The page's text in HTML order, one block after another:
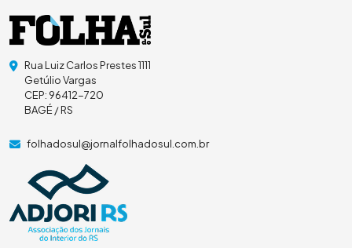
Rua Luiz Carlos Prestes 1111
Getúlio Vargas
CEP: 96412-720
BAGÉ / RS
folhadosul@jornalfolhadosul.com.br